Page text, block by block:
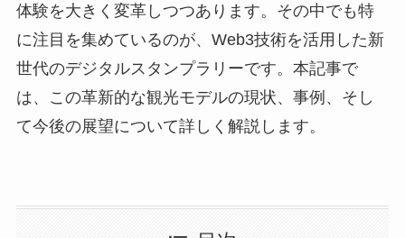
体験を大きく変革しつつあります。その中でも特
に注目を集めているのが、Web3技術を活用した新
世代のデジタルスタンプラリーです。本記事で
は、この革新的な観光モデルの現状、事例、そし
て今後の展望について詳しく解説します。